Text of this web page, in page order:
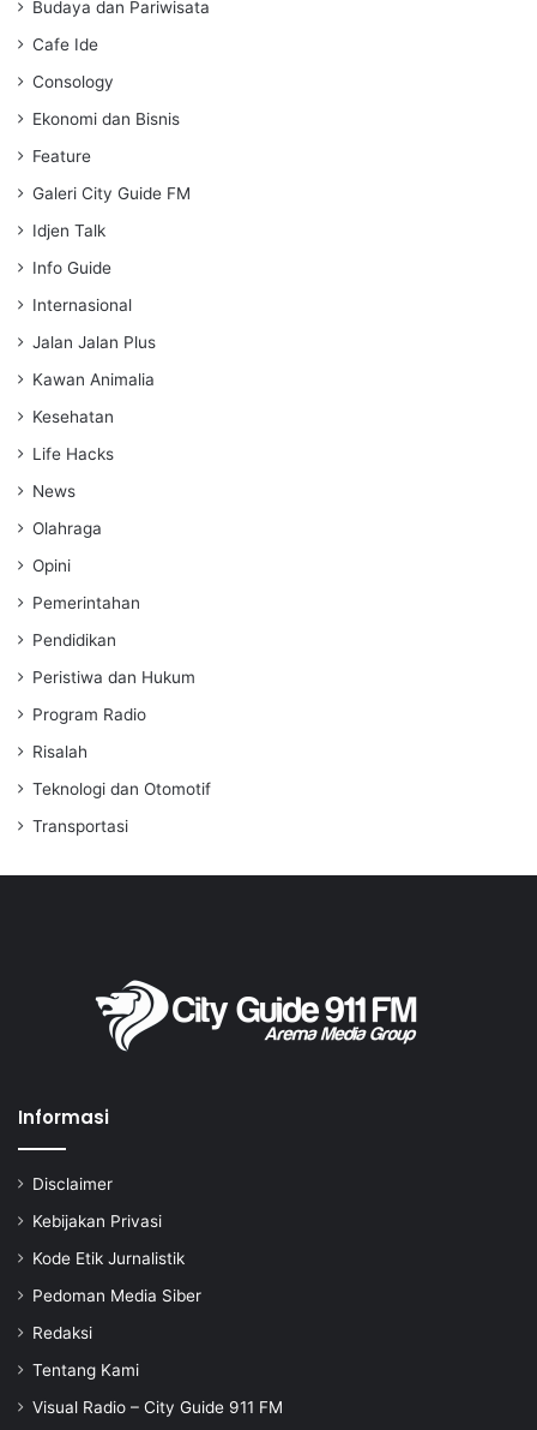
Budaya dan Pariwisata
Cafe Ide
Consology
Ekonomi dan Bisnis
Feature
Galeri City Guide FM
Idjen Talk
Info Guide
Internasional
Jalan Jalan Plus
Kawan Animalia
Kesehatan
Life Hacks
News
Olahraga
Opini
Pemerintahan
Pendidikan
Peristiwa dan Hukum
Program Radio
Risalah
Teknologi dan Otomotif
Transportasi
Informasi
Disclaimer
Kebijakan Privasi
Kode Etik Jurnalistik
Pedoman Media Siber
Redaksi
Tentang Kami
Visual Radio – City Guide 911 FM